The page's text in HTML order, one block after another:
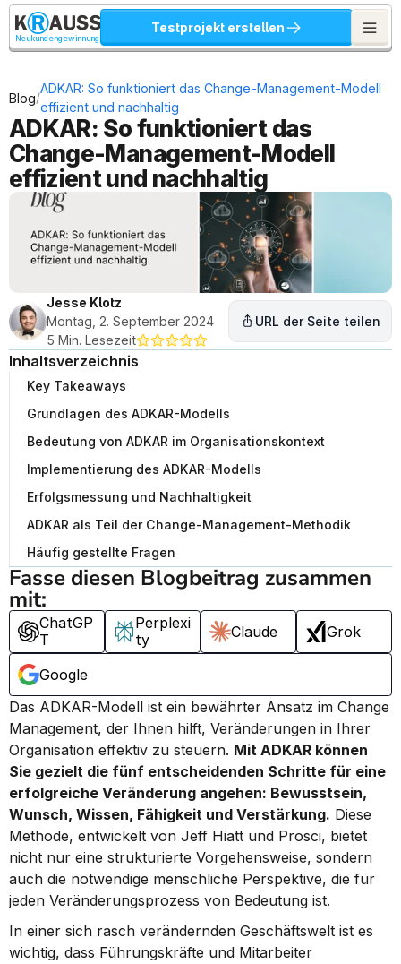
Neukundengewinnung
Testprojekt erstellen
Blog/
ADKAR: So funktioniert das Change-Management-Modell
effizient und nachhaltig
ADKAR: So funktioniert das
Change-Management-Modell
effizient und nachhaltig
Jesse Klotz
Montag, 2. September 2024
5 Min. Lesezeit
URL der Seite teilen
Inhaltsverzeichnis
Key Takeaways
Grundlagen des ADKAR-Modells
Bedeutung von ADKAR im Organisationskontext
Implementierung des ADKAR-Modells
Erfolgsmessung und Nachhaltigkeit
ADKAR als Teil der Change-Management-Methodik
Häufig gestellte Fragen
Fasse diesen Blogbeitrag zusammen
mit:
ChatGP
T
Perplexi
ty
Claude Grok
Google
Das ADKAR-Modell ist ein bewährter Ansatz im Change
Management, der Ihnen hilft, Veränderungen in Ihrer
Organisation effektiv zu steuern. Mit ADKAR können
Sie gezielt die fünf entscheidenden Schritte für eine
erfolgreiche Veränderung angehen: Bewusstsein,
Wunsch, Wissen, Fähigkeit und Verstärkung. Diese
Methode, entwickelt von Jeff Hiatt und Prosci, bietet
nicht nur eine strukturierte Vorgehensweise, sondern
auch die notwendige menschliche Perspektive, die für
jeden Veränderungsprozess von Bedeutung ist.
In einer sich rasch verändernden Geschäftswelt ist es
wichtig, dass Führungskräfte und Mitarbeiter